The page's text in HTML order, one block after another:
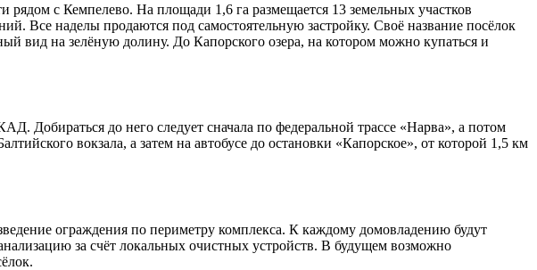
с Кемпелево. На площади 1,6 га размещается 13 земельных участков
Все наделы продаются под самостоятельную застройку. Своё название посёлок
вид на зелёную долину. До Капорского озера, на котором можно купаться и
Добираться до него следует сначала по федеральной трассе «Нарва», а потом
вокзала, а затем на автобусе до остановки «Капорское», от которой 1,5 км
ограждения по периметру комплекса. К каждому домовладению будут
за счёт локальных очистных устройств. В будущем возможно